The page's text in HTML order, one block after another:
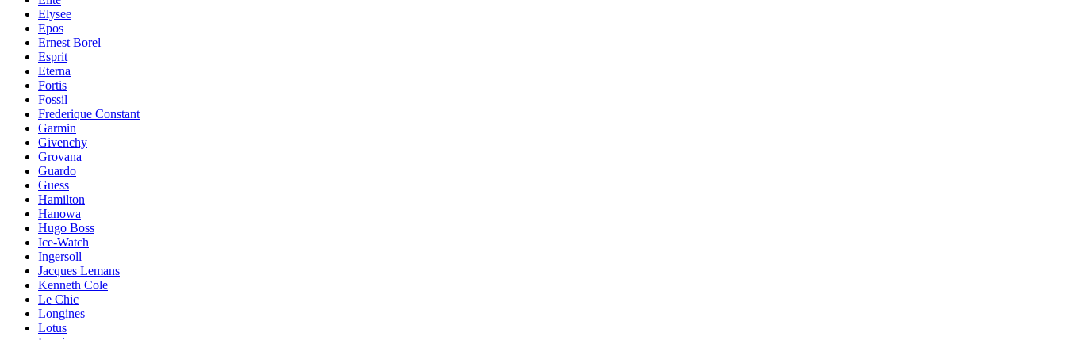
Elysee
Epos
Ernest Borel
Esprit
Eterna
Fortis
Fossil
Frederique Constant
Garmin
Givenchy
Grovana
Guardo
Guess
Hamilton
Hanowa
Hugo Boss
Ice-Watch
Ingersoll
Jacques Lemans
Kenneth Cole
Le Chic
Longines
Lotus